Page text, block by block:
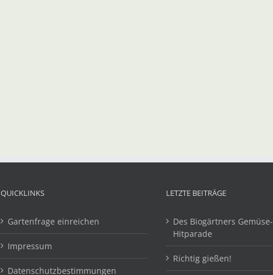
QUICKLINKS
Gartenfrage einreichen
Impressum
Datenschutzbestimmungen
LETZTE BEITRÄGE
Des Biogärtners Gemüse-
Hitparade
Richtig gießen!